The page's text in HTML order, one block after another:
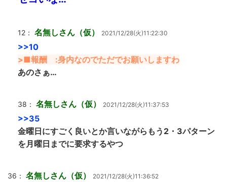
12： 名無しさん（仮） 2021/12/28(火)11:22:30
>>10
>■報酬 :身内なのでただでお願いしますわ
あのさぁ…
38： 名無しさん（仮） 2021/12/28(火)11:37:53
>>35
金曜日にすごく良いとか言いながらもう2・3パターン
を月曜日までに要求するやつ
36： 名無しさん（仮） 2021/12/28(火)11:36:52